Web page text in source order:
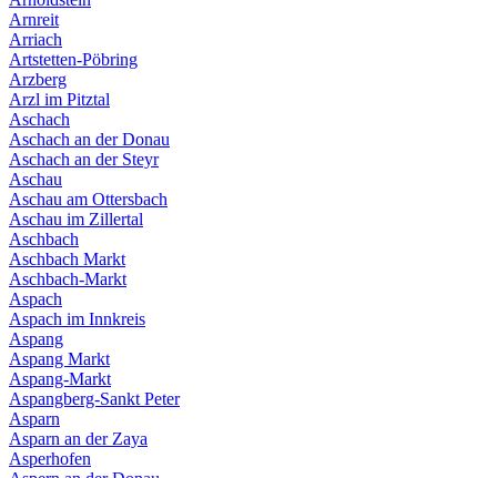
Arnreit
Arriach
Artstetten-Pöbring
Arzberg
Arzl im Pitztal
Aschach
Aschach an der Donau
Aschach an der Steyr
Aschau
Aschau am Ottersbach
Aschau im Zillertal
Aschbach
Aschbach Markt
Aschbach-Markt
Aspach
Aspach im Innkreis
Aspang
Aspang Markt
Aspang-Markt
Aspangberg-Sankt Peter
Asparn
Asparn an der Zaya
Asperhofen